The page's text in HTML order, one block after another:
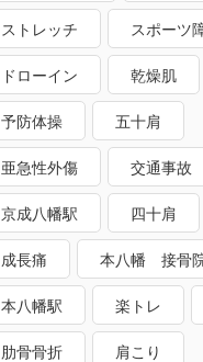
ストレッチ スポーツ
ドローイン 乾燥肌
予防体操 五十肩
亜急性外傷 交通事故
京成八幡駅 四十肩
成長痛 本八幡 接骨
本八幡駅 楽トレ
肋骨骨折 肩こり